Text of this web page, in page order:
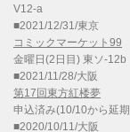
V12-a
■2021/12/31/東京
コミックマーケット99
金曜日(2日目) 東ソ-12b
■2021/11/28/大阪
第17回東方紅楼夢
申込済み(10/10から延
■2020/10/11/大阪